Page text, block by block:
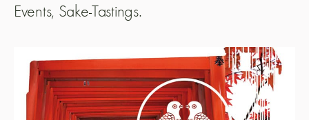
Events, Sake-Tastings.